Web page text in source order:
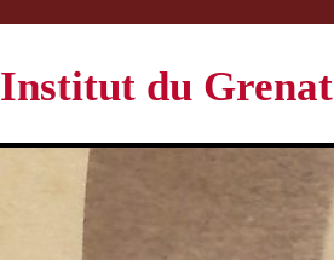
Institut du Grenat